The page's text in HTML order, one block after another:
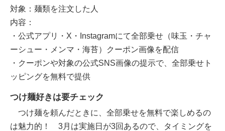
対象：麺類を注文した人
内容：
・公式アプリ・X・Instagramにて全部乗せ（味玉・チャ
ーシュー・メンマ・海苔）クーポン画像を配信
・クーポンや対象の公式SNS画像の提示で、全部乗せト
ッピングを無料で提供
つけ麺好きは要チェック
つけ麺を頼んだときに、全部乗せを無料で楽しめるの
は魅力的！ 3月は実施日が3回あるので、タイミングを